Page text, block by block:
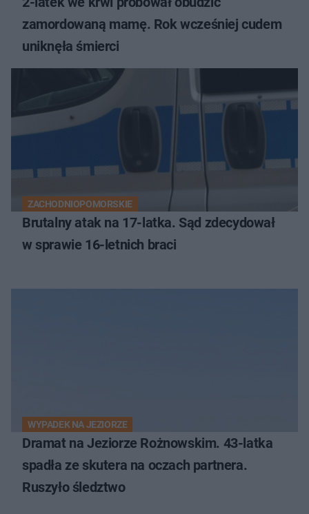
zamordowaną mamę. Rok wcześniej cudem
uniknęła śmierci
ZACHODNIOPOMORSKIE
Brutalny atak na 17-latka. Sąd zdecydował
w sprawie 16-letnich braci
WYPADEK NA JEZIORZE
Dramat na Jeziorze Rożnowskim. 43-latka
spadła ze skutera na oczach partnera.
Ruszyło śledztwo